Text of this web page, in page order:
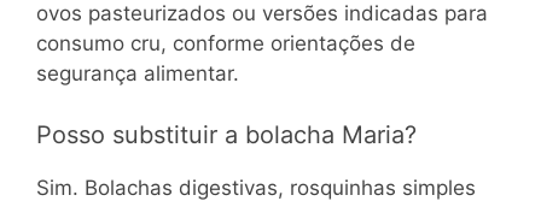
ovos pasteurizados ou versões indicadas para
consumo cru, conforme orientações de
segurança alimentar.
Posso substituir a bolacha Maria?
Sim. Bolachas digestivas, rosquinhas simples